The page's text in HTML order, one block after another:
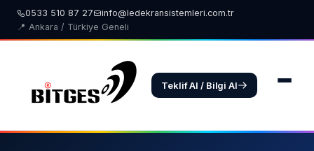
İçeriğe0533 510 87 27
info@ledekransistemleri.com.tr
📍 Ankara / Türkiye Geneli
Teklif Al / Bilgi Al